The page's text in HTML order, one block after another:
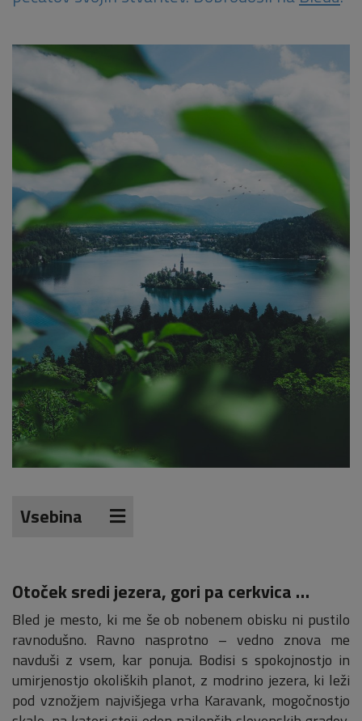
Vsebina
Otoček sredi jezera, gori pa cerkvica …
Bled je mesto, ki me še ob nobenem obisku ni pustilo
ravnodušno. Ravno nasprotno – vedno znova me
navduši z vsem, kar ponuja. Bodisi s spokojnostjo in
umirjenostjo okoliških planot, z modrino jezera, ki leži
pod vznožjem najvišjega vrha Karavank, mogočnostjo